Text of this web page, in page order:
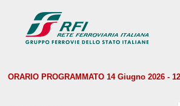
ORARIO PROGRAMMATO 14 Giugno 2026 -